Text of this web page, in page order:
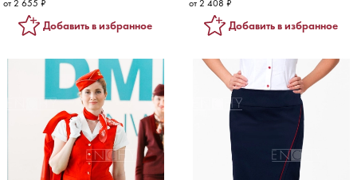
от 2 655 ₽
Добавить в избранное
от 2 408 ₽
Добавить в избранное